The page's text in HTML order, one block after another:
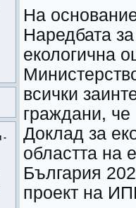
На
Наредбата
екологична
всички
граждани,
Доклад за
областта на
България
проект на